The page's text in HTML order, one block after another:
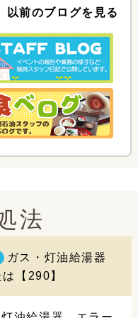
以前のブログを見る
法
ガス・灯油給湯器
【290】